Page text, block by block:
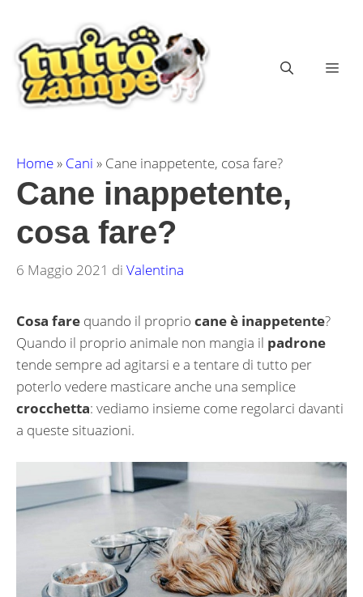
contenuto
Home» Cani » Cane inappetente, cosa fare?
Cane inappetente,
cosa fare?
6 Maggio 2021 di Valentina
Cosa fare quando il proprio cane è inappetente?
Quando il proprio animale non mangia il padrone
tende sempre ad agitarsi e a tentare di tutto per
poterlo vedere masticare anche una semplice
crocchetta: vediamo insieme come regolarci davanti
a queste situazioni.